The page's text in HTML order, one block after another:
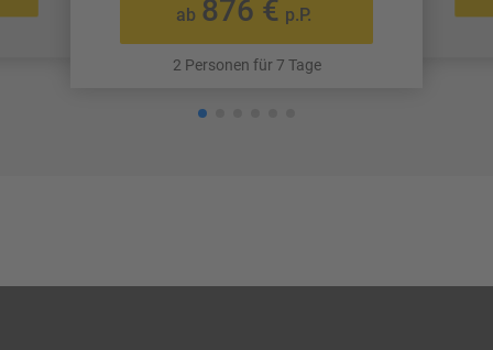
ab 876 € p.P.
2 Personen für 7 Tage